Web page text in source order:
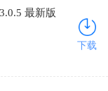
最新版
下载